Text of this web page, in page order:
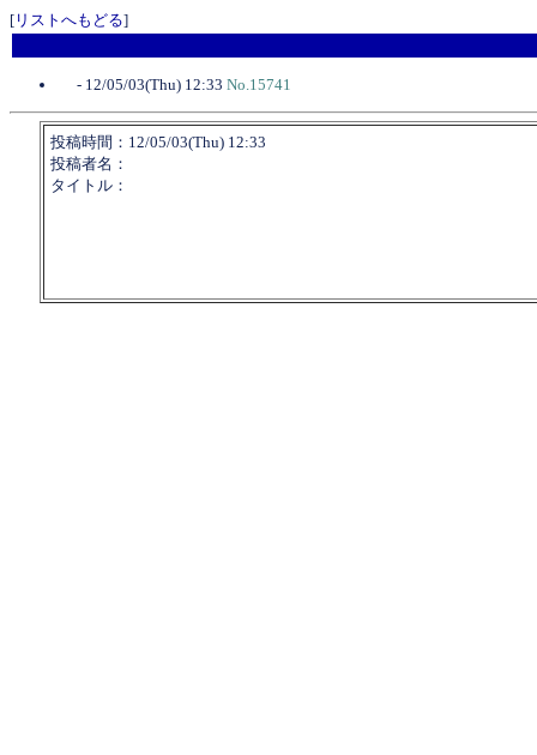
[ リストへもどる]
- 12/05/03(Thu) 12:33 No.15741
投稿時間：12/05/03(Thu) 12:33
投稿者名：
タイトル：